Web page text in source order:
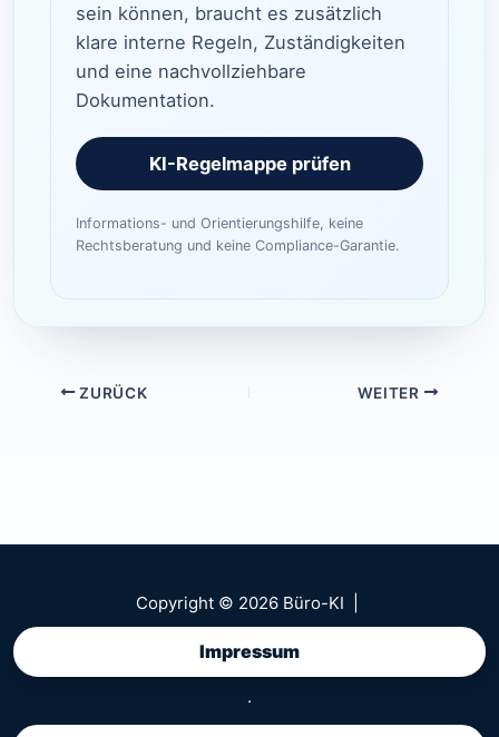
sein können, braucht es zusätzlich
klare interne Regeln, Zuständigkeiten
und eine nachvollziehbare
Dokumentation.
KI-Regelmappe prüfen
Informations- und Orientierungshilfe, keine
Rechtsberatung und keine Compliance-Garantie.
ZURÜCK WEITER
Copyright © 2026 Büro-KI |
Impressum
·